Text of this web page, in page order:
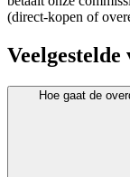
(direct-kopen of
Veelgestelde
Hoe gaat de